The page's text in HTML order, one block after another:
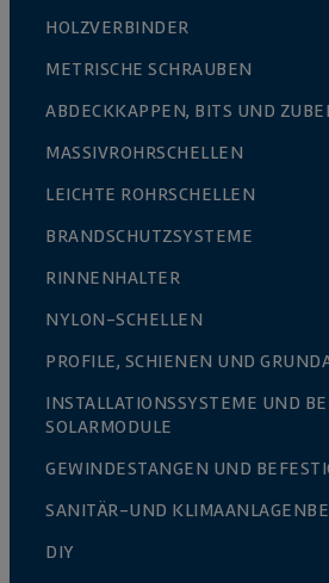
HOLZVERBINDER
METRISCHE SCHRAUBEN
ABDECKKAPPEN, BITS UND
MASSIVROHRSCHELLEN
LEICHTE ROHRSCHELLEN
BRANDSCHUTZSYSTEME
RINNENHALTER
NYLON-SCHELLEN
PROFILE, SCHIENEN UND
INSTALLATIONSSYSTEME UND
SOLARMODULE
GEWINDESTANGEN UND
SANITÄR-UND
DIY